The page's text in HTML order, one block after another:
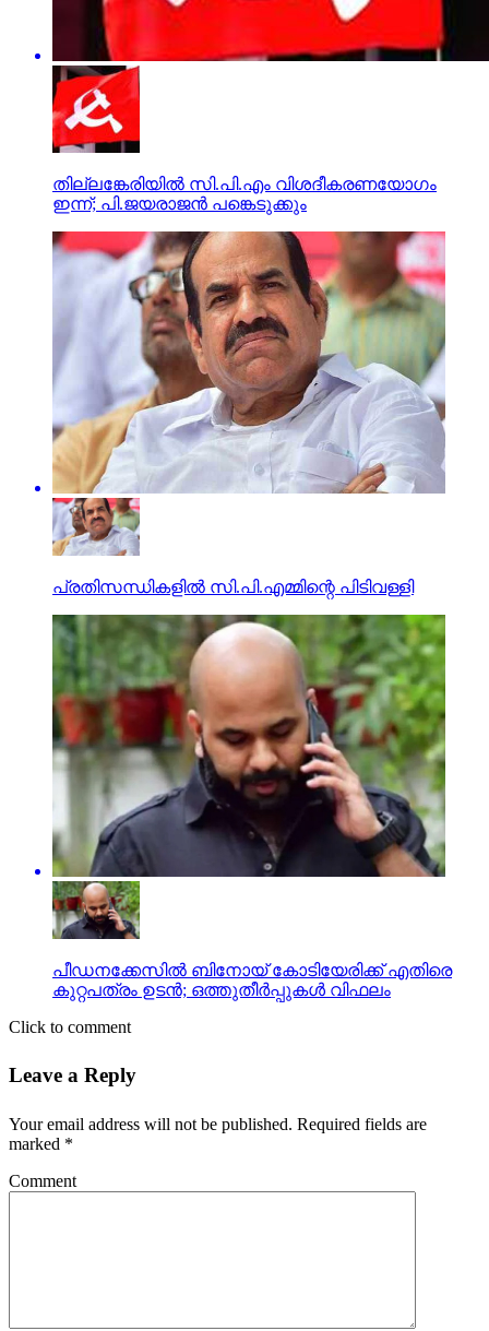
തില്ലങ്കേരിയില്‍ സി.പി.എം വിശദീകരണയോഗം
ഇന്ന്; പി.ജയരാജന്‍ പങ്കെടുക്കും
പ്രതിസന്ധികളില്‍ സി.പി.എമ്മിന്റെ പിടിവള്ളി
പീഡനക്കേസില്‍ ബിനോയ് കോടിയേരിക്ക് എതിരെ
കുറ്റപത്രം ഉടന്‍; ഒത്തുതീര്‍പ്പുകള്‍ വിഫലം
Click to comment
Leave a Reply
Your email address will not be published. Required fields are
marked *
Comment